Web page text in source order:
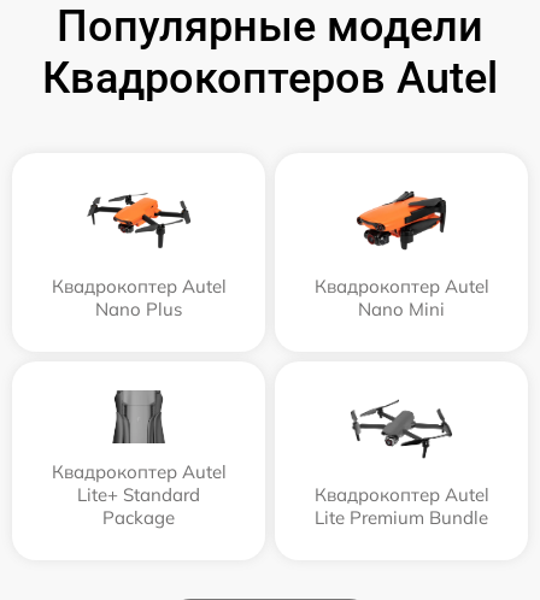
Популярные модели
Квадрокоптеров Autel
Квадрокоптер Autel
Nano Plus
Квадрокоптер Autel
Nano Mini
Квадрокоптер Autel
Lite+ Standard
Package
Квадрокоптер Autel
Lite Premium Bundle